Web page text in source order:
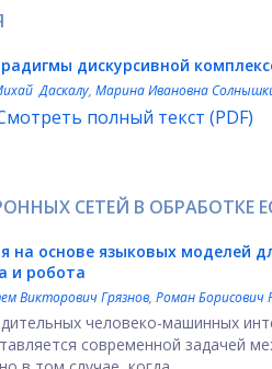
дискурсивной
Даскалу, Марина Ивановна
полный текст (PDF)
СЕТЕЙ В ОБРАБОТКЕ
на основе языковых моделей
и робота
Викторович Грязнов, Роман Борисович
человеко-машинных
современной задачей